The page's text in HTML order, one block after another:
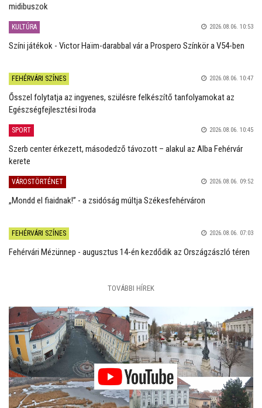
midibuszok
KULTÚRA 2026.08.06. 10:53
Színi játékok - Victor Haïm-darabbal vár a Prospero Színkör a V54-ben
FEHÉRVÁRI SZÍNES 2026.08.06. 10:47
Ősszel folytatja az ingyenes, szülésre felkészítő tanfolyamokat az
Egészségfejlesztési Iroda
SPORT 2026.08.06. 10:45
Szerb center érkezett, másodedző távozott – alakul az Alba Fehérvár
kerete
VÁROSTÖRTÉNET 2026.08.06. 09:52
„Mondd el fiaidnak!” - a zsidóság múltja Székesfehérváron
FEHÉRVÁRI SZÍNES 2026.08.06. 07:03
Fehérvári Mézünnep - augusztus 14-én kezdődik az Országzászló téren
TOVÁBBI HÍREK